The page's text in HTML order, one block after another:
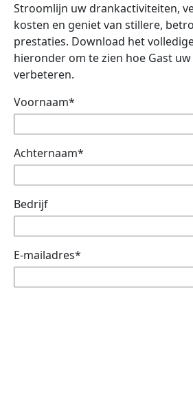
Stroomlijn uw drankactiviteiten,
kosten en geniet van stillere,
prestaties. Download het
hieronder om te zien hoe Gast
verbeteren.
Voornaam*
Achternaam*
Bedrijf
E-mailadres*